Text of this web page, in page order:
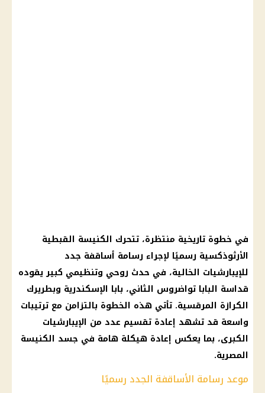
في خطوة تاريخية منتظرة، تتحرك الكنيسة القبطية
الأرثوذكسية رسميًا لإجراء رسامة أساقفة جدد
للإيبارشيات الخالية، في حدث روحي وتنظيمي كبير يقوده
قداسة البابا تواضروس الثاني، بابا الإسكندرية وبطريرك
الكرازة المرقسية. تأتي هذه الخطوة بالتزامن مع ترتيبات
واسعة قد تشهد إعادة تقسيم عدد من الإيبارشيات
الكبرى، بما يعكس إعادة هيكلة هامة في جسد الكنيسة
المصرية.
موعد رسامة الأساقفة الجدد رسميًا